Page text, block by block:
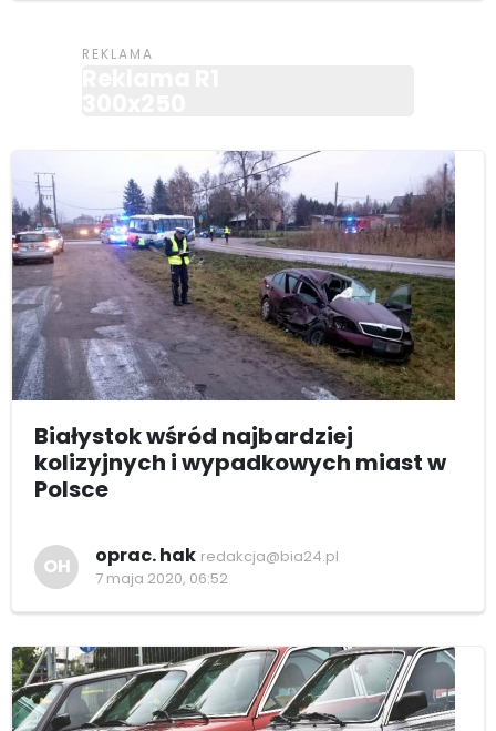
Białystok wśród najbardziej
kolizyjnych i wypadkowych miast w
Polsce
OH oprac. hak redakcja@bia24.pl
7 maja 2020, 06:52